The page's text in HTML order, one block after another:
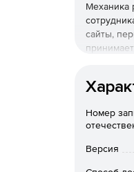
Механика
сайты,
Business
Объем
Номер
Версия